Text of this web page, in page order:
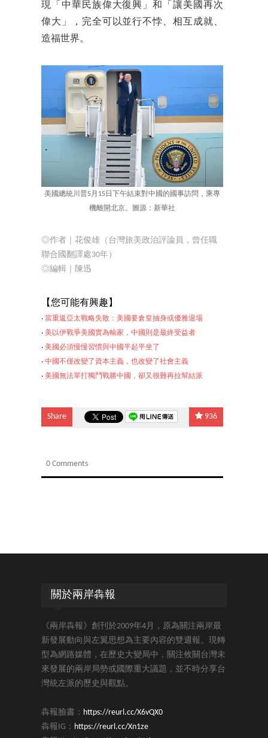
現「中華民族偉大復興」和「讓美國再次
偉大」，完全可以並行不悖、相互成就、
造福世界。
美國總統川普5月15日下午結束對中國的國事訪問，乘專
機離開北京。圖源：新華社
◎作者｜花俊雄（台灣旅美政治評論員，曾任職
聯合國翻譯處30年）
◎編輯｜陳迅
【您可能有興趣】
‧ 當重返亞太戰略失敗：美國要倉皇抽身或優雅退場
‧ 美以伊戰爭美國實為輸家，中國則是最終受益者
‧ 美國必須慢慢習慣與中國平起平坐了
‧ 中國不僅改變了資本主義，也改變了社會主義
‧ 美國無法單打獨鬥戰勝中國，卻又很難再拉幫結派
Share 936
0 Comments
關於兩岸犇報
《兩岸犇報》創刊於2009年4月，原為關注兩岸最
新發展動向與左翼思想為主要內容的雙週報。現轉
型為網路媒體，在歷史大變局中，關注攸關台灣未
來發展的兩岸局勢或國際重大議題，並不時分享台
灣統左派的歷史與觀點。
犇報臉書： https://reurl.cc/X6vQX0
犇報IG： https://reurl.cc/Xn1ze